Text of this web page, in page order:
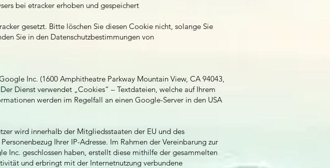
bei etracker erhoben und gespeichert
gesetzt. Bitte löschen Sie diesen Cookie nicht, solange Sie
Sie in den Datenschutzbestimmungen von
Inc. (1600 Amphitheatre Parkway Mountain View, CA 94043,
Dienst verwendet „Cookies“ – Textdateien, welche auf Ihrem
werden im Regelfall an einen Google-Server in den USA
wird innerhalb der Mitgliedsstaaten der EU und des
Ihrer IP-Adresse. Im Rahmen der Vereinbarung zur
geschlossen haben, erstellt diese mithilfe der gesammelten
und erbringt mit der Internetnutzung verbundene